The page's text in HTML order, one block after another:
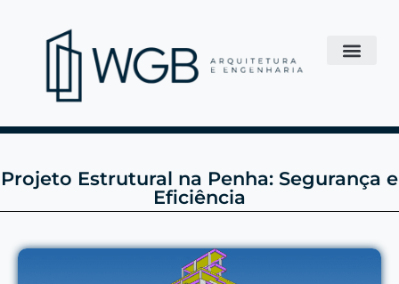
Projeto Estrutural na Penha: Segurança e
Eficiência